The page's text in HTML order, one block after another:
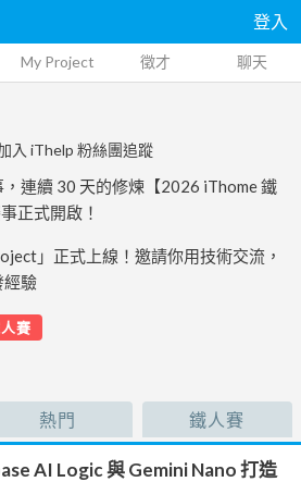
登入
My Project 徵才 聊天
入 iThelp 粉絲團追蹤
連續 30 天的修煉【2026 iThome 鐵
正式開啟！
」正式上線！邀請你用技術交流，
經驗
賽
熱門 鐵人賽
AI Logic 與 Gemini Nano 打造